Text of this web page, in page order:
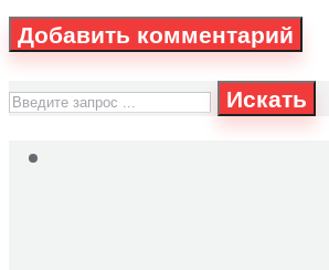
Искать